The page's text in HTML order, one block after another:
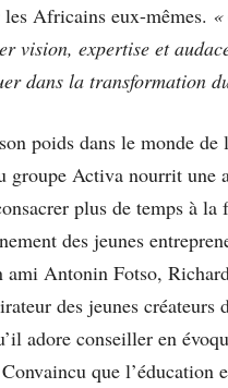
Africains eux-mêmes. «
vision, expertise et
dans la transformation
poids dans le monde de
groupe Activa nourrit une
plus de temps à la
des jeunes
ami Antonin Fotso,
des jeunes créateurs
adore conseiller en
que l’éducation